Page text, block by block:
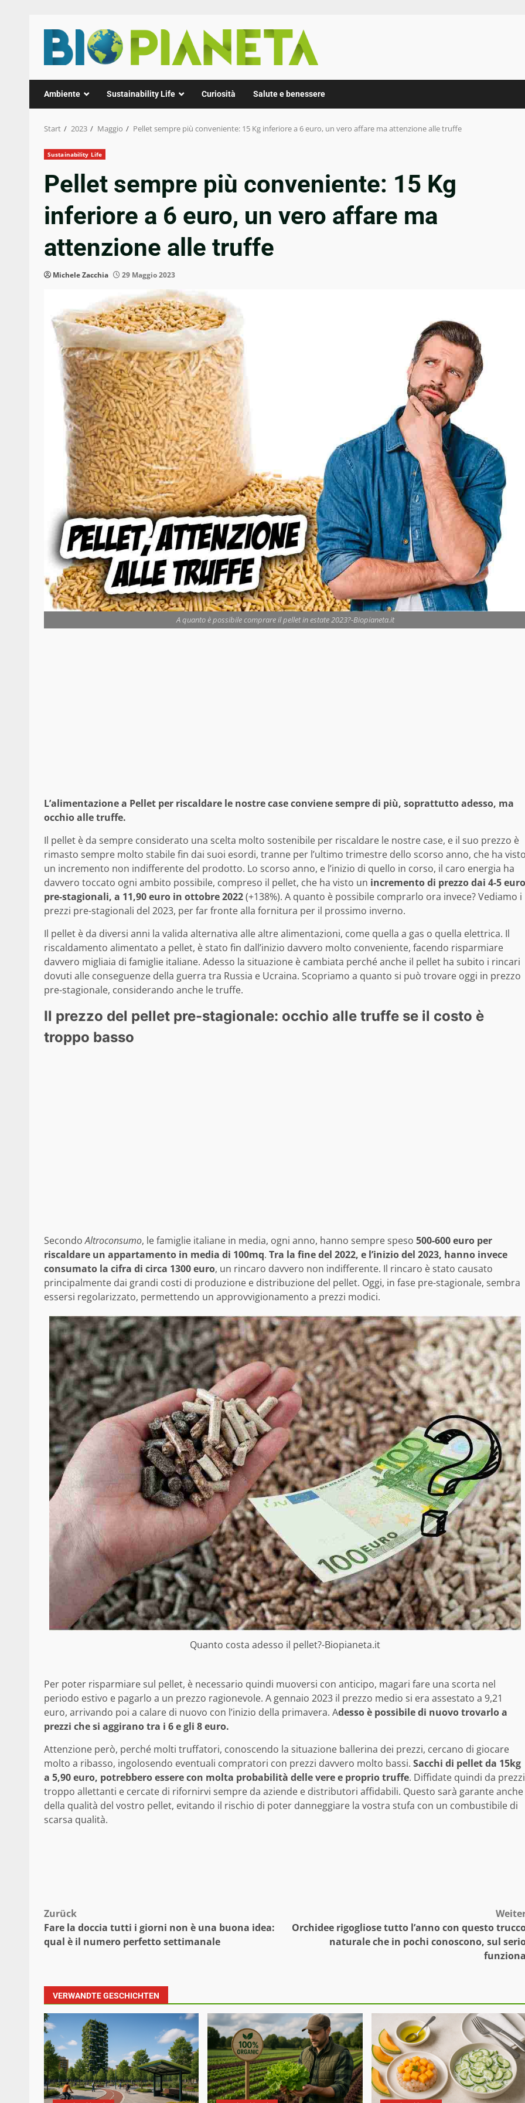
Inhalt
springen
Ambiente Sustainability Life Curiosità Salute e benessere
Start 2023 Maggio Pellet sempre più conveniente: 15 Kg inferiore a 6 euro, un vero affare ma attenzione alle truffe
Sustainability Life
Pellet sempre più conveniente: 15 Kg
inferiore a 6 euro, un vero affare ma
attenzione alle truffe
Michele Zacchia 29 Maggio 2023
A quanto è possibile comprare il pellet in estate 2023?-Biopianeta.it
L’alimentazione a Pellet per riscaldare le nostre case conviene sempre di più, soprattutto adesso, ma
occhio alle truffe.
Il pellet è da sempre considerato una scelta molto sostenibile per riscaldare le nostre case, e il suo prezzo è
rimasto sempre molto stabile fin dai suoi esordi, tranne per l’ultimo trimestre dello scorso anno, che ha
un incremento non indifferente del prodotto. Lo scorso anno, e l’inizio di quello in corso, il caro energia ha
davvero toccato ogni ambito possibile, compreso il pellet, che ha visto un incremento di prezzo dai 4-5 euro
pre-stagionali, a 11,90 euro in ottobre 2022(+138%). A quanto è possibile comprarlo ora invece? Vediamo i
prezzi pre-stagionali del 2023, per far fronte alla fornitura per il prossimo inverno.
Il pellet è da diversi anni la valida alternativa alle altre alimentazioni, come quella a gas o quella elettrica. Il
riscaldamento alimentato a pellet, è stato fin dall’inizio davvero molto conveniente, facendo risparmiare
davvero migliaia di famiglie italiane. Adesso la situazione è cambiata perché anche il pellet ha subito i rincari
dovuti alle conseguenze della guerra tra Russia e Ucraina. Scopriamo a quanto si può trovare oggi in prezzo
pre-stagionale, considerando anche le truffe.
Il prezzo del pellet pre-stagionale: occhio alle truffe se il costo è
troppo basso
SecondoAltroconsumo, le famiglie italiane in media, ogni anno, hanno sempre speso 500-600 euro per
riscaldare un appartamento in media di 100mq. Tra la fine del 2022, e l’inizio del 2023, hanno invece
consumato la cifra di circa 1300 euro, un rincaro davvero non indifferente. Il rincaro è stato causato
principalmente dai grandi costi di produzione e distribuzione del pellet. Oggi, in fase pre-stagionale, sembra
essersi regolarizzato, permettendo un approvvigionamento a prezzi modici.
Quanto costa adesso il pellet?-Biopianeta.it
Per poter risparmiare sul pellet, è necessario quindi muoversi con anticipo, magari fare una scorta nel
periodo estivo e pagarlo a un prezzo ragionevole. A gennaio 2023 il prezzo medio si era assestato a 9,21
euro, arrivando poi a calare di nuovo con l’inizio della primavera. Adesso è possibile di nuovo trovarlo a
prezzi che si aggirano tra i 6 e gli 8 euro.
Attenzione però, perché molti truffatori, conoscendo la situazione ballerina dei prezzi, cercano di giocare
molto a ribasso, ingolosendo eventuali compratori con prezzi davvero molto bassi. Sacchi di pellet da 15kg
a 5,90 euro, potrebbero essere con molta probabilità delle vere e proprio truffe. Diffidate quindi da prezzi
troppo allettanti e cercate di rifornirvi sempre da aziende e distributori affidabili. Questo sarà garante anche
della qualità del vostro pellet, evitando il rischio di poter danneggiare la vostra stufa con un combustibile di
scarsa qualità.
Beitragsnavigation
Zurück
Fare la doccia tutti i giorni non è una buona idea:
qual è il numero perfetto settimanale
Orchidee rigogliose tutto l’anno con questo
naturale che in pochi conoscono, sul
VERWANDTE GESCHICHTEN